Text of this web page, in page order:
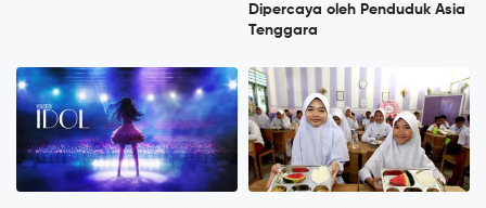
Dipercaya oleh Penduduk Asia
Tenggara